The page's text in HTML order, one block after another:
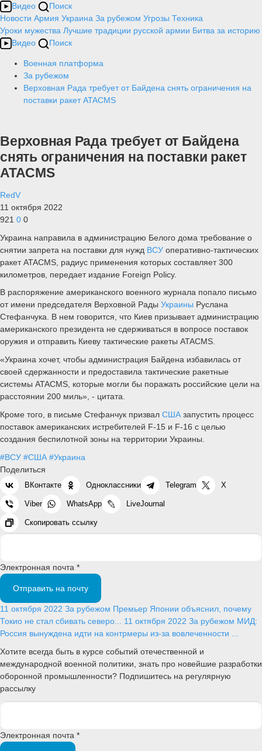
Видео
Поиск
Новости Армия Украина За рубежом Угрозы Техника
Уроки мужества Лучшие традиции русской армии Битва за историю
Видео
Поиск
Военная платформа
За рубежом
Верховная Рада требует от Байдена снять ограничения на
поставки ракет ATACMS
Верховная Рада требует от Байдена
снять ограничения на поставки ракет
ATACMS
RedV
11 октября 2022
921 0 0
Украина направила в администрацию Белого дома требование о
снятии запрета на поставки для нужд ВСУ оперативно-тактических
ракет ATACMS, радиус применения которых составляет 300
километров, передает издание Foreign Policy.
В распоряжение американского военного журнала попало письмо
от имени председателя Верховной Рады Украины Руслана
Стефанчука. В нем говорится, что Киев призывает администрацию
американского президента не сдерживаться в вопросе поставок
оружия и отправить Киеву тактические ракеты ATACMS.
«Украина хочет, чтобы администрация Байдена избавилась от
своей сдержанности и предоставила тактические ракетные
системы ATACMS, которые могли бы поражать российские цели на
расстоянии 200 миль», - цитата.
Кроме того, в письме Стефанчук призвал США запустить процесс
поставок американских истребителей F-15 и F-16 с целью
создания беспилотной зоны на территории Украины.
#ВСУ #США #Украина
Поделиться
ВКонтакте Одноклассники Telegram X
Viber WhatsApp LiveJournal
Скопировать ссылку
Электронная почта *
Отправить на почту
11 октября 2022 За рубежом Премьер Японии объяснил, почему
Токио не стал сбивать северо... 11 октября 2022 За рубежом МИД:
Россия вынуждена идти на контрмеры из-за вовлеченности ...
Хотите всегда быть в курсе событий отечественной и
международной военной политики, знать про новейшие разработки
оборонной промышленности? Подпишитесь на регулярную
рассылку
Электронная почта *